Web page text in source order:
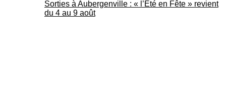
Sorties à Aubergenville : « l’Été en Fête » revient
du 4 au 9 août